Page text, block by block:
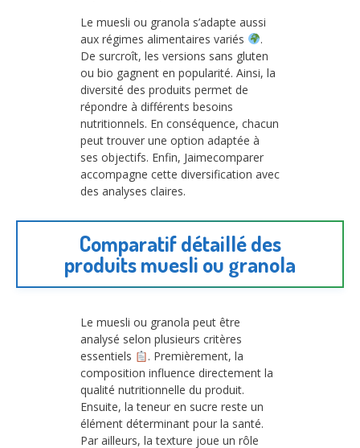
Le muesli ou granola s’adapte aussi
aux régimes alimentaires variés
.
De surcroît, les versions sans gluten
ou bio gagnent en popularité. Ainsi, la
diversité des produits permet de
répondre à différents besoins
nutritionnels. En conséquence, chacun
peut trouver une option adaptée à
ses objectifs. Enfin, Jaimecomparer
accompagne cette diversification avec
des analyses claires.
Comparatif détaillé des
produits muesli ou granola
Le muesli ou granola peut être
analysé selon plusieurs critères
essentiels
. Premièrement, la
composition influence directement la
qualité nutritionnelle du produit.
Ensuite, la teneur en sucre reste un
élément déterminant pour la santé.
Par ailleurs, la texture joue un rôle